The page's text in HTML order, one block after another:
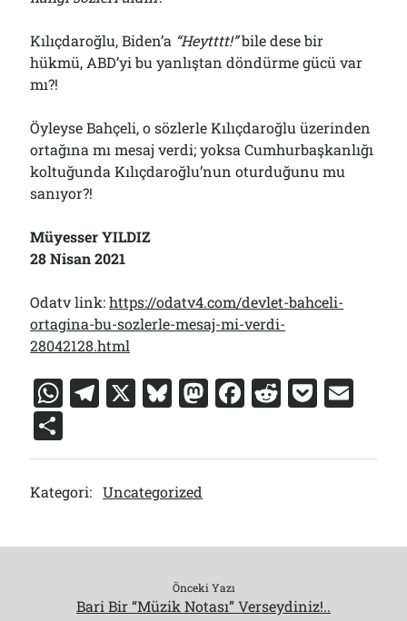
Kılıçdaroğlu, Biden’a “Heytttt!”bile dese bir
hükmü, ABD’yi bu yanlıştan döndürme gücü var
mı?!
Öyleyse Bahçeli, o sözlerle Kılıçdaroğlu üzerinden
ortağına mı mesaj verdi; yoksa Cumhurbaşkanlığı
koltuğunda Kılıçdaroğlu’nun oturduğunu mu
sanıyor?!
Müyesser YILDIZ
28 Nisan 2021
Odatv link:https://odatv4.com/devlet-bahceli-
ortagina-bu-sozlerle-mesaj-mi-verdi-
28042128.html
W
at
s
A
p
T
e
gr
a
m
X Bl
e
s
k
y
M
st
o
F
c
o
k
R
d
P
c ai
h
ar
e
Kategori: Uncategorized
Önceki Yazı
Bari Bir “Müzik Notası” Verseydiniz!..